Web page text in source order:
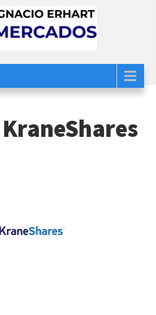
KraneShares